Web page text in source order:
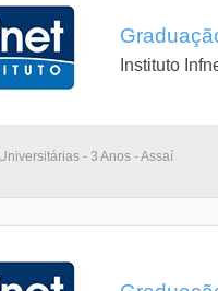
Instituto
- 3 Anos - Assaí